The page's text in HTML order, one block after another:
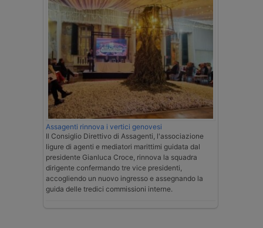
Assagenti rinnova i vertici genovesi
Il Consiglio Direttivo di Assagenti, l'associazione
ligure di agenti e mediatori marittimi guidata dal
presidente Gianluca Croce, rinnova la squadra
dirigente confermando tre vice presidenti,
accogliendo un nuovo ingresso e assegnando la
guida delle tredici commissioni interne.